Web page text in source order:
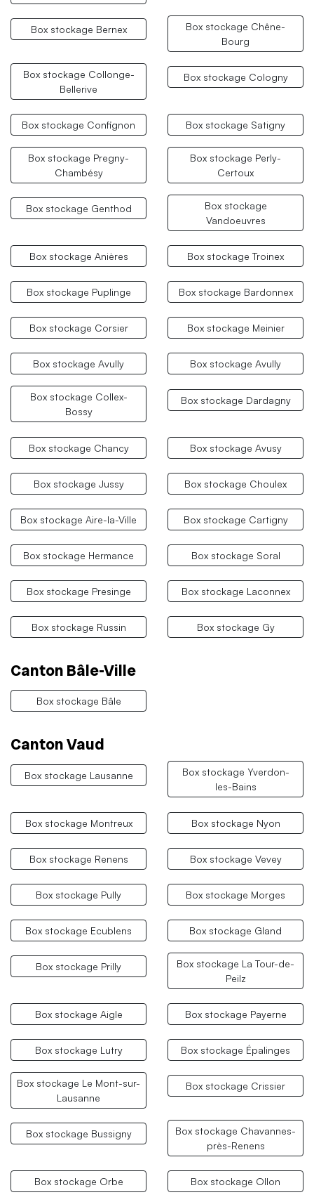
Box stockage Bernex
Box stockage Chêne-
Bourg
Box stockage Collonge-
Bellerive
Box stockage Cologny
Box stockage Confignon Box stockage Satigny
Box stockage Pregny-
Chambésy
Box stockage Perly-
Certoux
Box stockage Genthod
Box stockage
Vandoeuvres
Box stockage Anières Box stockage Troinex
Box stockage Puplinge Box stockage Bardonnex
Box stockage Corsier Box stockage Meinier
Box stockage Avully Box stockage Avully
Box stockage Collex-
Bossy
Box stockage Dardagny
Box stockage Chancy Box stockage Avusy
Box stockage Jussy Box stockage Choulex
Box stockage Aire-la-Ville Box stockage Cartigny
Box stockage Hermance Box stockage Soral
Box stockage Presinge Box stockage Laconnex
Box stockage Russin Box stockage Gy
Canton Bâle-Ville
Box stockage Bâle
Canton Vaud
Box stockage Lausanne
Box stockage Yverdon-
les-Bains
Box stockage Montreux Box stockage Nyon
Box stockage Renens Box stockage Vevey
Box stockage Pully Box stockage Morges
Box stockage Ecublens Box stockage Gland
Box stockage Prilly
Box stockage La Tour-de-
Peilz
Box stockage Aigle Box stockage Payerne
Box stockage Lutry Box stockage Épalinges
Box stockage Le Mont-sur-
Lausanne
Box stockage Crissier
Box stockage Bussigny
Box stockage Chavannes-
près-Renens
Box stockage Orbe Box stockage Ollon